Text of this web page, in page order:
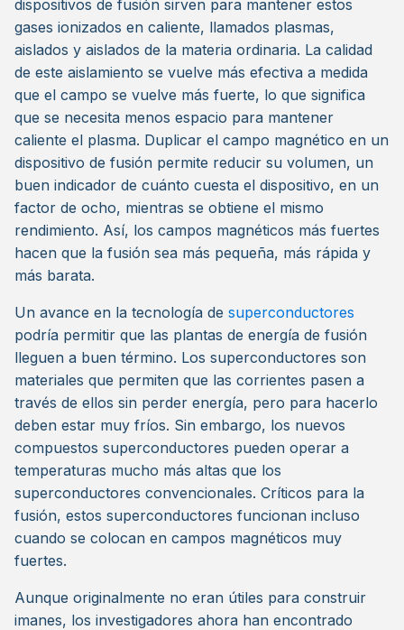
dispositivos de fusión sirven para mantener estos
gases ionizados en caliente, llamados plasmas,
aislados y aislados de la materia ordinaria. La calidad
de este aislamiento se vuelve más efectiva a medida
que el campo se vuelve más fuerte, lo que significa
que se necesita menos espacio para mantener
caliente el plasma. Duplicar el campo magnético en un
dispositivo de fusión permite reducir su volumen, un
buen indicador de cuánto cuesta el dispositivo, en un
factor de ocho, mientras se obtiene el mismo
rendimiento. Así, los campos magnéticos más fuertes
hacen que la fusión sea más pequeña, más rápida y
más barata.
Un avance en la tecnología de superconductores
podría permitir que las plantas de energía de fusión
lleguen a buen término. Los superconductores son
materiales que permiten que las corrientes pasen a
través de ellos sin perder energía, pero para hacerlo
deben estar muy fríos. Sin embargo, los nuevos
compuestos superconductores pueden operar a
temperaturas mucho más altas que los
superconductores convencionales. Críticos para la
fusión, estos superconductores funcionan incluso
cuando se colocan en campos magnéticos muy
fuertes.
Aunque originalmente no eran útiles para construir
imanes, los investigadores ahora han encontrado